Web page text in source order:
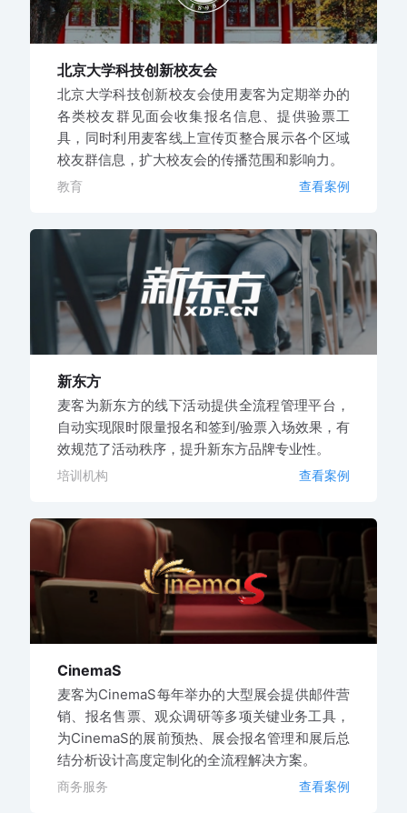
北京大学科技创新校友会
北京大学科技创新校友会使用麦客为定期举办的
各类校友群见面会收集报名信息、提供验票工
具，同时利用麦客线上宣传页整合展示各个区域
校友群信息，扩大校友会的传播范围和影响力。
教育 查看案例
新东方
麦客为新东方的线下活动提供全流程管理平台，
自动实现限时限量报名和签到/验票入场效果，有
效规范了活动秩序，提升新东方品牌专业性。
培训机构 查看案例
CinemaS
麦客为CinemaS每年举办的大型展会提供邮件营
销、报名售票、观众调研等多项关键业务工具，
为CinemaS的展前预热、展会报名管理和展后总
结分析设计高度定制化的全流程解决方案。
商务服务 查看案例